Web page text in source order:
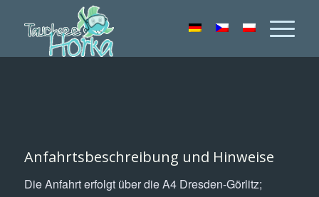
Anfahrtsbeschreibung und Hinweise
Die Anfahrt erfolgt über die A4 Dresden-Görlitz;